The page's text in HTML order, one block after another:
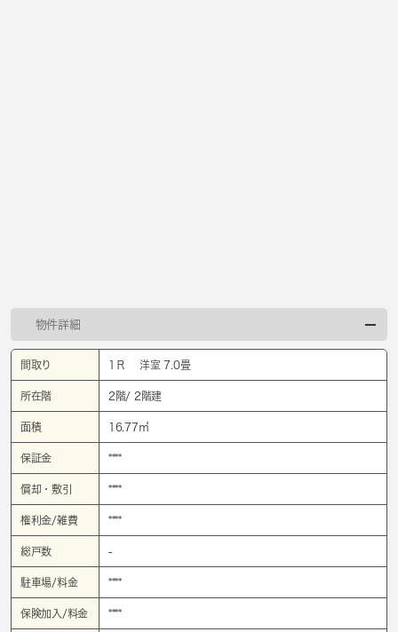
物件詳細
間取り 1Ｒ 洋室 7.0畳
所在階 2階/ 2階建
面積 16.77㎡
保証金 ****
償却・敷引 ****
権利金/雑費 ****
総戸数 -
駐車場/料金 ****
保険加入/料金 ****